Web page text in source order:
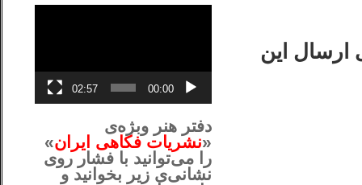
ارسال این
00:00
02:57
دفتر هنر وبژه‌ی
«نشریات فکاهی ایران»
را می‌توانید با فشار روی
نشانی‌ی زیر بخوانید و